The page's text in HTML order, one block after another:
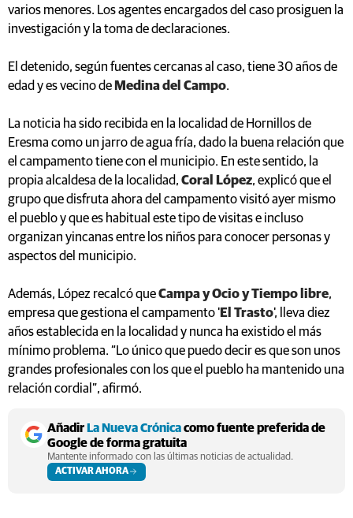
varios menores. Los agentes encargados del caso prosiguen la
investigación y la toma de declaraciones.
El detenido, según fuentes cercanas al caso, tiene 30 años de
edad y es vecino de Medina del Campo.
La noticia ha sido recibida en la localidad de Hornillos de
Eresma como un jarro de agua fría, dado la buena relación que
el campamento tiene con el municipio. En este sentido, la
propia alcaldesa de la localidad, Coral López, explicó que el
grupo que disfruta ahora del campamento visitó ayer mismo
el pueblo y que es habitual este tipo de visitas e incluso
organizan yincanas entre los niños para conocer personas y
aspectos del municipio.
Además, López recalcó queCampa y Ocio y Tiempo libre,
empresa que gestiona el campamento ' El Trasto', lleva diez
años establecida en la localidad y nunca ha existido el más
mínimo problema. “Lo único que puedo decir es que son unos
grandes profesionales con los que el pueblo ha mantenido una
relación cordial”, afirmó.
AñadirLa Nueva Crónicacomo fuente preferida de
Google de forma gratuita
Mantente informado con las últimas noticias de actualidad.
ACTIVAR AHORA